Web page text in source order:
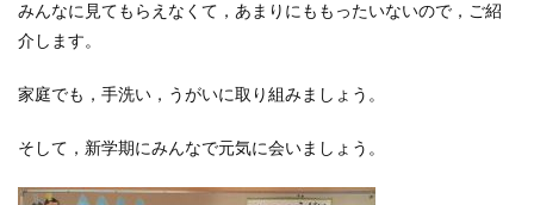
みんなに見てもらえなくて，あまりにももったいないので，ご紹
介します。
家庭でも，手洗い，うがいに取り組みましょう。
そして，新学期にみんなで元気に会いましょう。